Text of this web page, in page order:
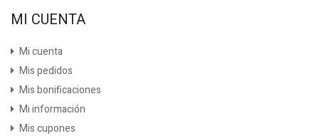
MI CUENTA
Mi cuenta
Mis pedidos
Mis bonificaciones
Mi información
Mis cupones